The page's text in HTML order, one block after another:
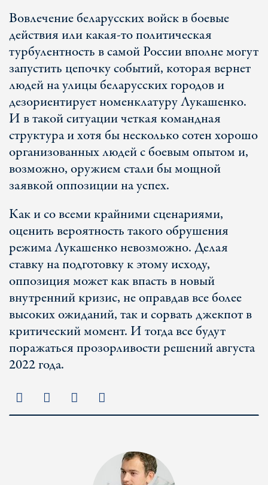
Вовлечение беларусских войск в боевые
действия или какая-то политическая
турбулентность в самой России вполне могут
запустить цепочку событий, которая вернет
людей на улицы беларусских городов и
дезориентирует номенклатуру Лукашенко.
И в такой ситуации четкая командная
структура и хотя бы несколько сотен хорошо
организованных людей с боевым опытом и,
возможно, оружием стали бы мощной
заявкой оппозиции на успех.
Как и со всеми крайними сценариями,
оценить вероятность такого обрушения
режима Лукашенко невозможно. Делая
ставку на подготовку к этому исходу,
оппозиция может как впасть в новый
внутренний кризис, не оправдав все более
высоких ожиданий, так и сорвать джекпот в
критический момент. И тогда все будут
поражаться прозорливости решений августа
2022 года.